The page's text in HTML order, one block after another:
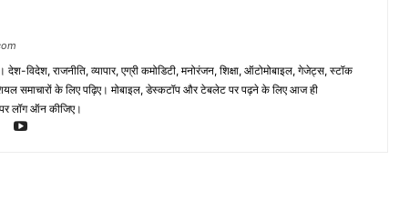
देश-विदेश, राजनीति, व्यापार, एग्री कमोडिटी, मनोरंजन, शिक्षा, ऑटोमोबाइल, गेजेट्स, स्टॉक
समाचारों के लिए पढ़िए। मोबाइल, डेस्कटॉप और टेबलेट पर पढ़ने के लिए आज ही
लॉग ऑन कीजिए।